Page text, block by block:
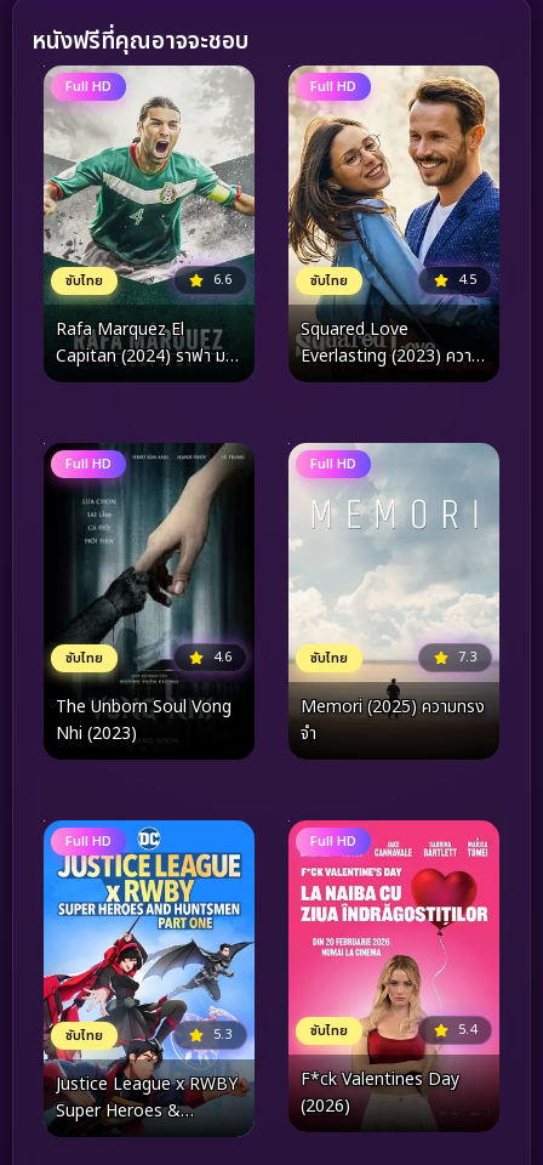
หนังฟรีที่คุณอาจจะชอบ
Full HD
ซับไทย 6.6
Rafa Marquez El
Capitan (2024) ราฟา มาร์
เกซ
Full HD
ซับไทย 4.5
Squared Love
Everlasting (2023) ความ
รักกำลังสอง (ไม่รู้จบ)
Full HD
ซับไทย 4.6
The Unborn Soul Vong
Nhi (2023)
Full HD
ซับไทย 7.3
Memori (2025) ความทรง
จำ
Full HD
ซับไทย 5.3
Justice League x RWBY
Super Heroes &
Huntsmen Part One
Full HD
ซับไทย 5.4
F*ck Valentines Day
(2026)